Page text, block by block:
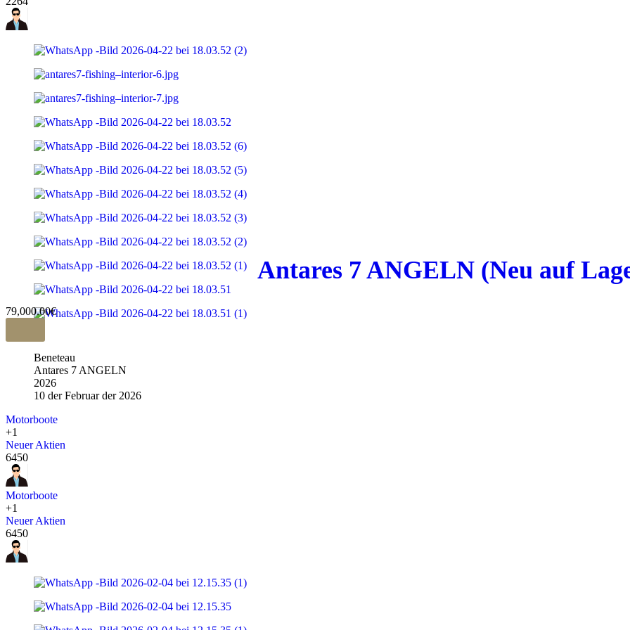
Antares 7 ANGELN (Neu auf
79,000.00€
Beneteau
Antares 7 ANGELN
2026
10 der Februar der 2026
Motorboote
+1
Neuer Aktien
6450
Motorboote
+1
Neuer Aktien
6450